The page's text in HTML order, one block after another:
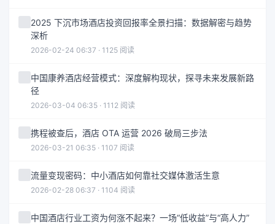
2025 下沉市场酒店投资回报率全景扫描：数据解密与趋势
深析
2026-02-24 06:37 · 1125 阅读
中国康养酒店经营模式：深度解构现状，探寻未来发展新路
径
2026-03-04 06:35 · 1112 阅读
携程被查后，酒店 OTA 运营 2026 破局三步法
2026-03-21 06:35 · 1107 阅读
流量变现密码：中小酒店如何靠社交媒体激活生意
2026-02-28 06:37 · 1104 阅读
中国酒店行业工资为何涨不起来？一场“低收益”与“高人力”